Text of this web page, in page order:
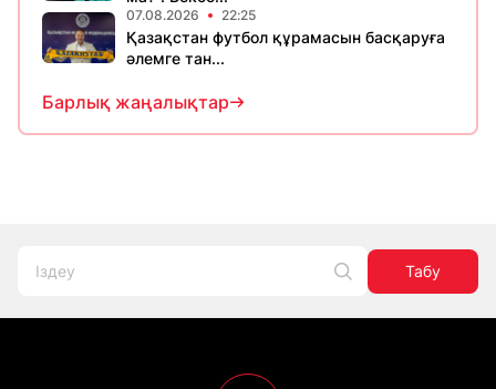
07.08.2026 22:25
Қазақстан футбол құрамасын басқаруға
әлемге тан...
Барлық жаңалықтар
Табу